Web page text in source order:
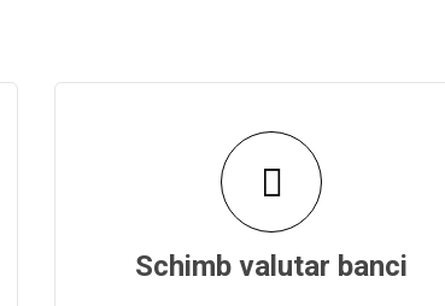
Schimb valutar banci